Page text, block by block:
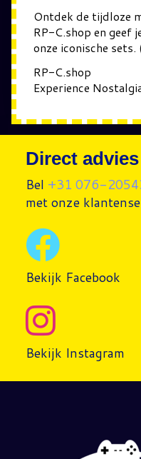
Ontdek de tijdloze
RP-C.shop en geef
onze iconische
RP-C.shop
Experience
Direct
Bel +31 076-
met onze
Bekijk Facebook
Bekijk Instagram